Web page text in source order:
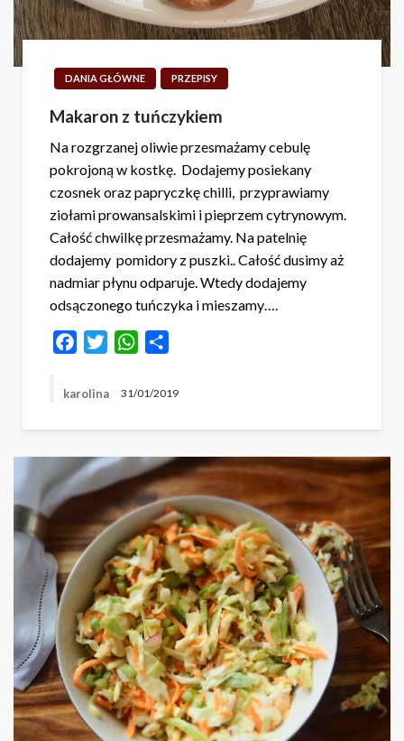
DANIA GŁÓWNE PRZEPISY
Makaron z tuńczykiem
Na rozgrzanej oliwie przesmażamy cebulę
pokrojoną w kostkę. Dodajemy posiekany
czosnek oraz papryczkę chilli, przyprawiamy
ziołami prowansalskimi i pieprzem cytrynowym.
Całość chwilkę przesmażamy. Na patelnię
dodajemy pomidory z puszki.. Całość dusimy aż
nadmiar płynu odparuje. Wtedy dodajemy
odsączonego tuńczyka i mieszamy….
FacebookTwitterWhatsApp
karolina 31/01/2019